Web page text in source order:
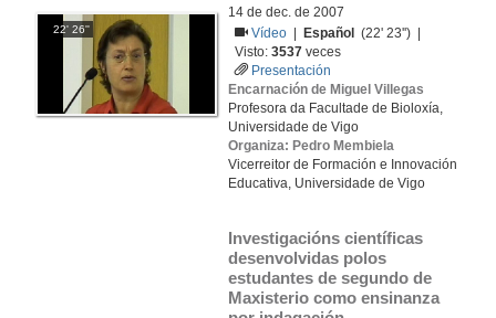
22' 26''
14 de dec. de 2007
Vídeo
Español
(22' 23'') |
Visto:3537 veces
Presentación
Encarnación de Miguel Villegas
Profesora da Facultade de Bioloxía,
Universidade de Vigo
Organiza: Pedro Membiela
Vicerreitor de Formación e Innovación
Educativa, Universidade de Vigo
Investigacións científicas
desenvolvidas polos
estudantes de segundo de
Maxisterio como ensinanza